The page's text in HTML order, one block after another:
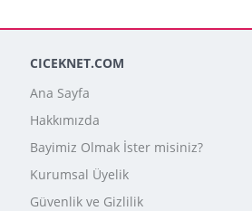
CICEKNET.COM
Ana Sayfa
Hakkımızda
Bayimiz Olmak İster misiniz?
Kurumsal Üyelik
Güvenlik ve Gizlilik